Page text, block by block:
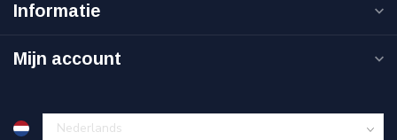
Informatie
Mijn account